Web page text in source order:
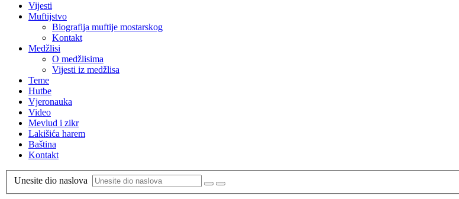
Vijesti
Muftijstvo
Biografija muftije mostarskog
Kontakt
Medžlisi
O medžlisima
Vijesti iz medžlisa
Teme
Hutbe
Vjeronauka
Video
Mevlud i zikr
Lakišića harem
Baština
Kontakt
Unesite dio naslova